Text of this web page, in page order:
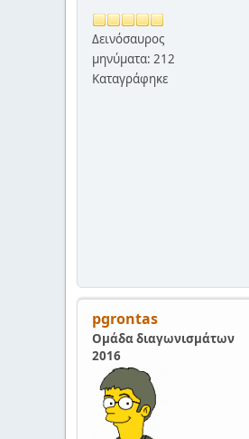
Δεινόσαυρος
μηνύματα: 212
Καταγράφηκε
pgrontas
Ομάδα διαγωνισμάτων
2016